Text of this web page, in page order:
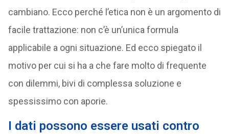
cambiano. Ecco perché l’etica non è un argomento di
facile trattazione: non c’è un’unica formula
applicabile a ogni situazione. Ed ecco spiegato il
motivo per cui si ha a che fare molto di frequente
con dilemmi, bivi di complessa soluzione e
spessissimo con aporie.
I dati possono essere usati contro